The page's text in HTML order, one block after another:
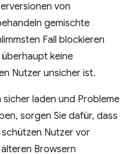
von
gemischte
Fall blockieren
keine
Nutzer unsicher ist.
sicher laden und Probleme
sorgen Sie dafür, dass
Nutzer vor
Browsern